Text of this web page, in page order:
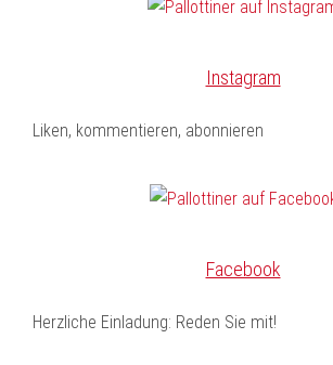
Instagram
Liken, kommentieren, abonnieren
Facebook
Herzliche Einladung: Reden Sie mit!